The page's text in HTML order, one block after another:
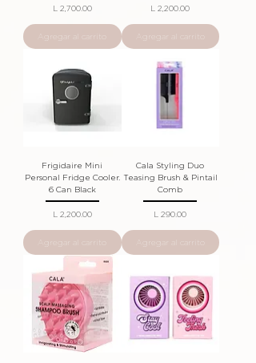
Precio
L 2,700.00
Agregar al carrito
Precio
L 2,200.00
Agregar al carrito
Frigidaire Mini
Personal Fridge Cooler.
6 Can Black
Precio
L 2,200.00
Agregar al carrito
Cala Styling Duo
Teasing Brush & Pintail
Comb
Precio
L 290.00
Agregar al carrito